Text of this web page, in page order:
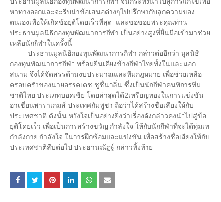
หาทางออกและจะรีบนำข้อเสนอต่างๆไปปรึกษากับลูกความของ
ตนเองเพื่อให้เกิดข้อยุติโดยเร็วที่สุด และขอขอบพระคุณท่าน
ประธานมูลนิธิกองทุนพัฒนาการกีฬา เป็นอย่างสูงที่ยื่นมือเข้ามาช่วย
เหลือนักกีฬาในครั้งนี้
ประธานมูลนิธิกองทุนพัฒนาการกีฬา กล่าวต่ออีกว่า มูลนิธิ
กองทุนพัฒนาการกีฬา พร้อมยืนเคียงข้างกีฬาไทยทั้งในและนอก
สนาม จึงได้จัดสรรด้านงบประมาณและทีมกฎหมาย เพื่อช่วยเหลือ
ครอบครัวของนายอรรคเดช ชูชื่นกลิ่น ซึ่งเป็นนักกีฬาคนพิการทีม
ชาติไทย ประเภทบอคเชีย โดยล่าสุดได้2เหรียญทองในการแข่งขัน
อาเชี่ยนพาราเกมส์ ประเทศกัมพูชา ถือว่าได้สร้างชื่อเสียงให้กับ
ประเทศชาติ ดังนั้น หวังใจเป็นอย่างยิ่งว่าเรื่องดังกล่าวคงนำไปสู่ข้อ
ยุติโดยเร็ว เพื่อเป็นการสร้างขวัญ กำลังใจ ให้กับนักกีฬาที่จะได้ทุ่มเท
กำลังกาย กำลังใจ ในการฝึกซ้อมและแข่งขัน เพื่อสร้างชื่อเสียงให้กับ
ประเทศชาติสืบต่อไป ประธานณัฏฐ์ กล่าวทิ้งท้าย